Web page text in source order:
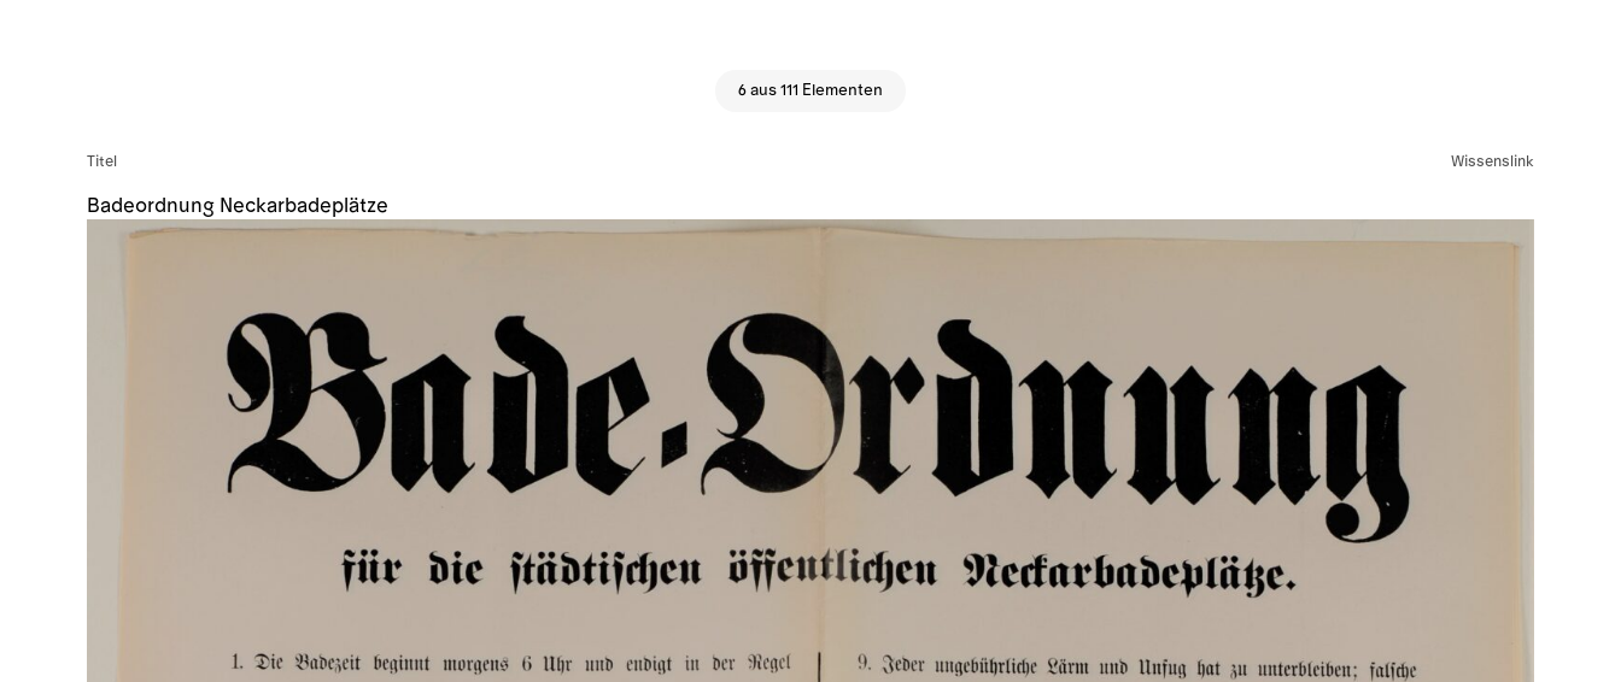
6 aus 111 Elementen
Titel Wissenslink
Badeordnung Neckarbadeplätze